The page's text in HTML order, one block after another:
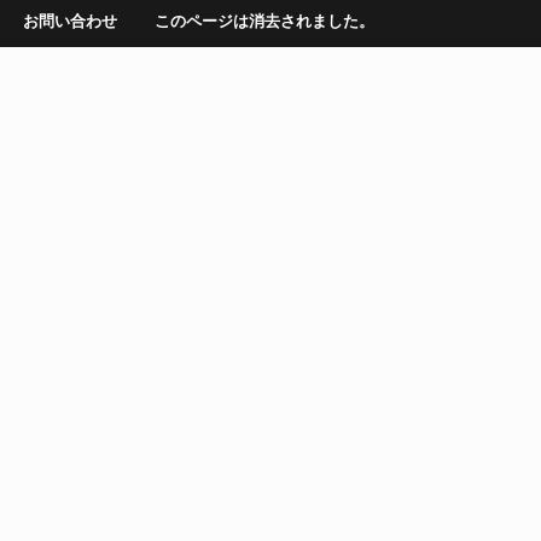
お問い合わせ このページは消去されました。